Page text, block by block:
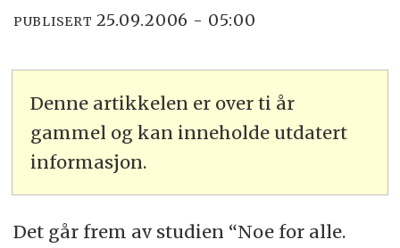
PUBLISERT 25.09.2006 - 05:00
Denne artikkelen er over ti år
gammel og kan inneholde utdatert
informasjon.
Det går frem av studien “Noe for alle.